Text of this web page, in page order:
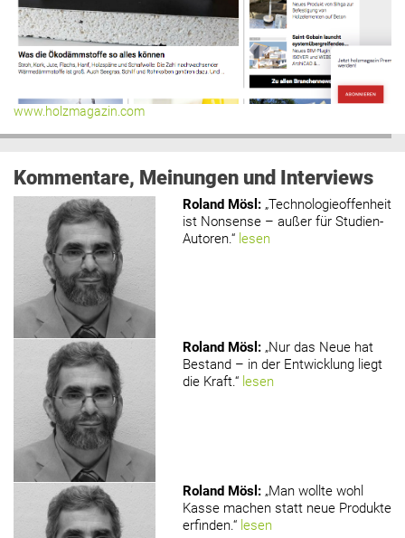
www.holzmagazin.com
Kommentare, Meinungen und Interviews
Roland Mösl : „Technologieoffenheit
ist Nonsense – außer für Studien-
Autoren.“ lesen
Roland Mösl : „Nur das Neue hat
Bestand – in der Entwicklung liegt
die Kraft.“ lesen
Roland Mösl : „Man wollte wohl
Kasse machen statt neue Produkte
erfinden.“ lesen